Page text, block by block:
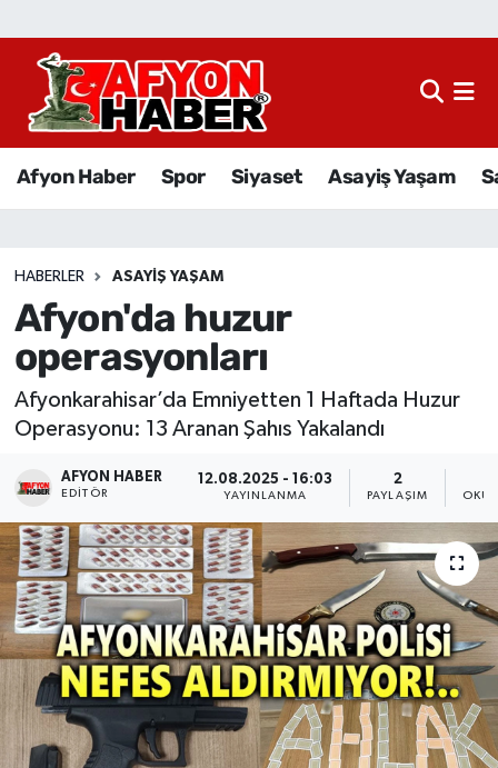
Afyon Haber Spor Siyaset Asayiş Yaşam
HABERLER ASAYIŞ YAŞAM
Afyon'da huzur
operasyonları
Afyonkarahisar’da Emniyetten 1 Haftada Huzur
Operasyonu: 13 Aranan Şahıs Yakalandı
AFYON HABER
EDITÖR
12.08.2025 - 16:03
YAYINLANMA
2
PAYLAŞIM
Afyon Haber
Sağlık
Eğitim
Sivil Toplum
Ekonomi
Magazin
Etkinlikler